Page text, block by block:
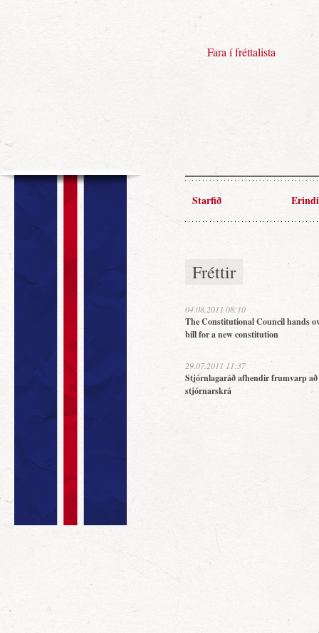
Fara í fréttalista
Starfið Erindi
Fréttir
04.08.2011 08:10
The Constitutional Council hands
bill for a new constitution
29.07.2011 11:37
Stjórnlagaráð afhendir frumvarp
stjórnarskrá